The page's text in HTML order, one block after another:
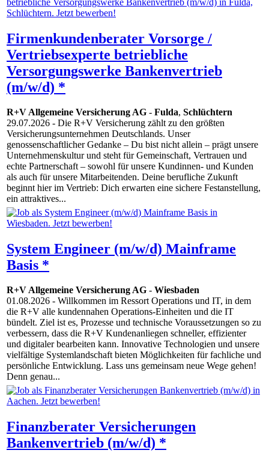
Firmenkundenberater Vorsorge /
Vertriebsexperte betriebliche
Versorgungswerke Bankenvertrieb
(m/w/d) *
R+V Allgemeine Versicherung AG - Fulda, Schlüchtern
29.07.2026 - Die R+V Versicherung zählt zu den größten
Versicherungsunternehmen Deutschlands. Unser
genossenschaftlicher Gedanke – Du bist nicht allein – prägt unsere
Unternehmenskultur und steht für Gemeinschaft, Vertrauen und
echte Partnerschaft – sowohl für unsere Kundinnen- und Kunden
als auch für unsere Mitarbeitenden. Deine berufliche Zukunft
beginnt hier im Vertrieb: Dich erwarten eine sichere Festanstellung,
ein attraktives...
System Engineer (m/w/d) Mainframe
Basis *
R+V Allgemeine Versicherung AG - Wiesbaden
01.08.2026 - Willkommen im Ressort Operations und IT, in dem
die R+V alle kundennahen Operations-Einheiten und die IT
bündelt. Ziel ist es, Prozesse und technische Voraussetzungen so zu
verbessern, dass die R+V Kundenanliegen schneller, effizienter
und digitaler bearbeiten kann. Innovative Technologien und unsere
vielfältige Systemlandschaft bieten Möglichkeiten für fachliche und
persönliche Entwicklung. Lass uns gemeinsam neue Wege gehen!
Denn genau...
Finanzberater Versicherungen
Bankenvertrieb (m/w/d) *